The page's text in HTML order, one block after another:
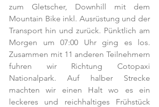
zum Gletscher, Downhill mit dem
Mountain Bike inkl. Ausrüstung und der
Transport hin und zurück. Pünktlich am
Morgen um 07:00 Uhr ging es los.
Zusammen mit 11 anderen Teilnehmern
fuhren wir Richtung Cotopaxi
Nationalpark. Auf halber Strecke
machten wir einen Halt wo es ein
leckeres und reichhaltiges Frühstück